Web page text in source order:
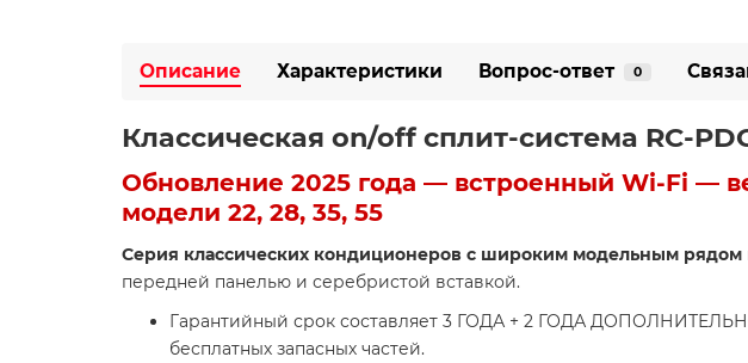
Описание Характеристики Вопрос-ответ 0
Классическая on/off сплит-система RC-
Обновление 2025 года — встроенный Wi-Fi —
модели 22, 28, 35, 55
Cерия классических кондиционеров с широким модельным рядом
передней панелью и серебристой вставкой.
Гарантийный срок составляет 3 ГОДА + 2 ГОДА
бесплатных запасных частей.